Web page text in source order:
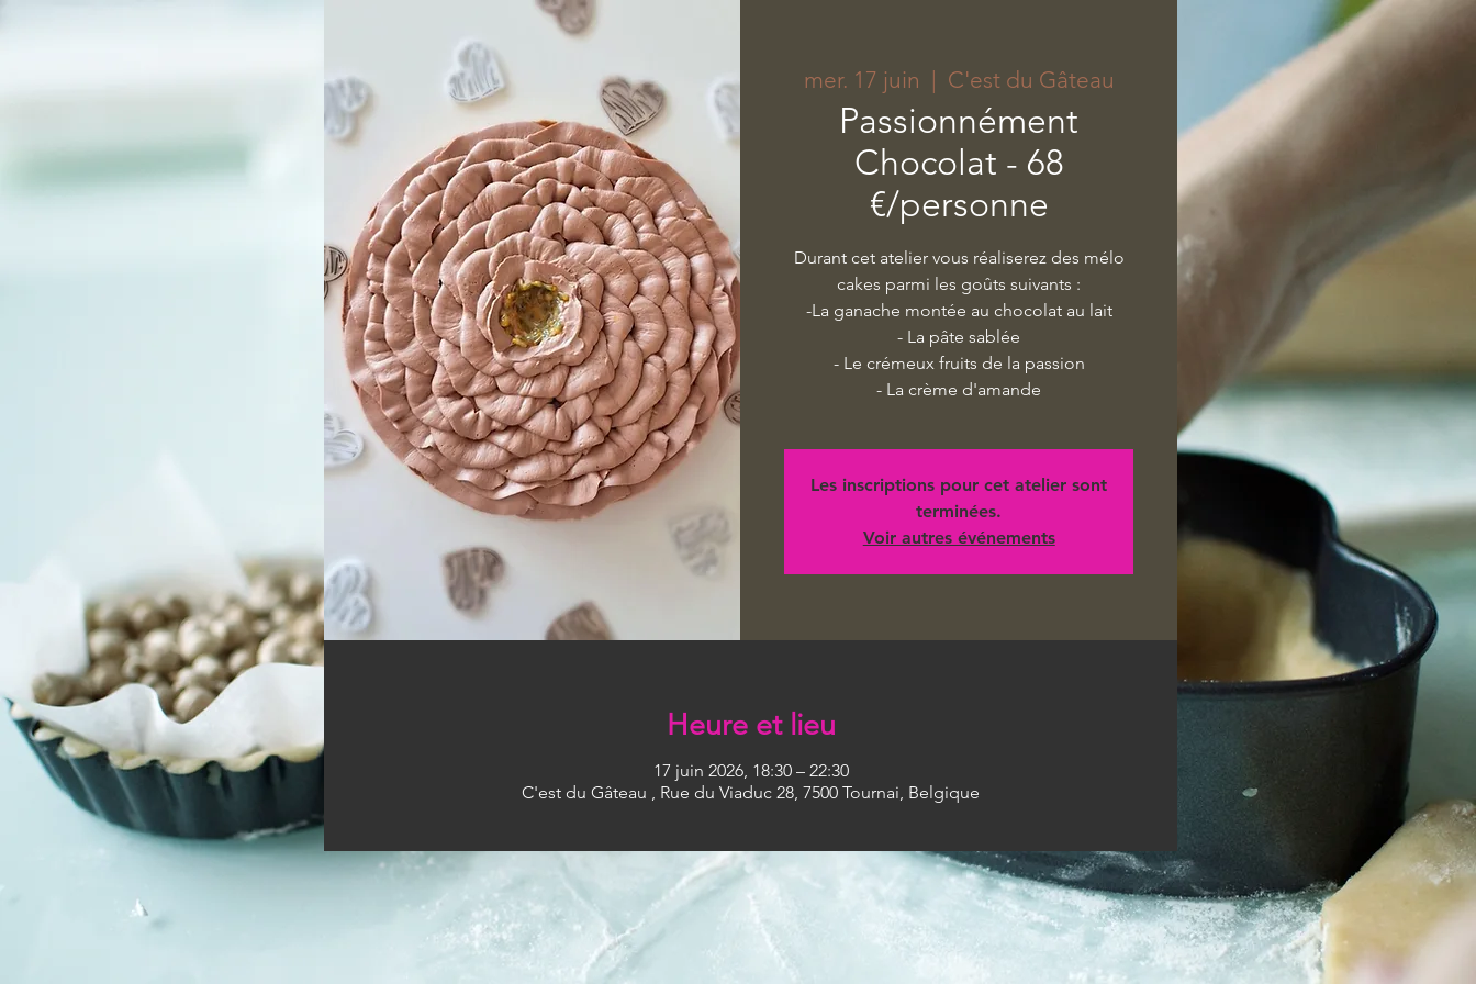
mer. 17 juin
  |
C'est du Gâteau
Passionnément
Chocolat - 68
€/personne
Durant cet atelier vous réaliserez des mélo
cakes parmi les goûts suivants :
-La ganache montée au chocolat au lait
- La pâte sablée
- Le crémeux fruits de la passion
- La crème d'amande
Les inscriptions pour cet atelier sont
terminées.
Voir autres événements
Heure et lieu
17 juin 2026, 18:30 – 22:30
C'est du Gâteau , Rue du Viaduc 28, 7500 Tournai, Belgique